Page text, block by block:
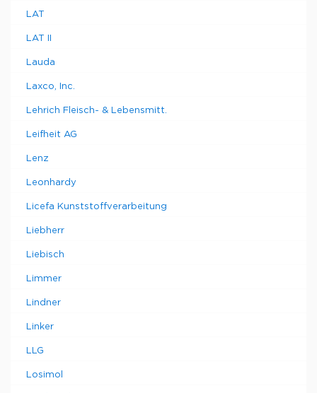
LAT
LAT II
Lauda
Laxco, Inc.
Lehrich Fleisch- & Lebensmitt.
Leifheit AG
Lenz
Leonhardy
Licefa Kunststoffverarbeitung
Liebherr
Liebisch
Limmer
Lindner
Linker
LLG
Losimol